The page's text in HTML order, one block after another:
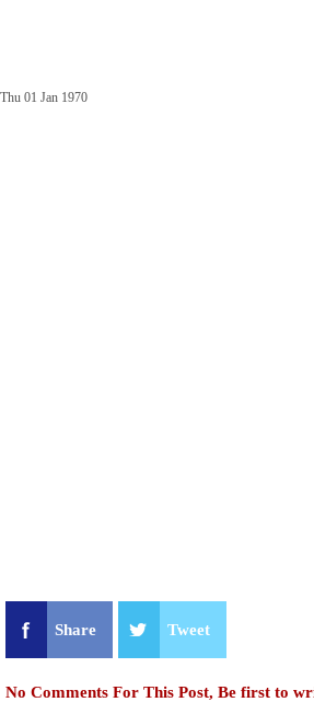
Thu 01 Jan 1970
Share Tweet
No Comments For This Post, Be first to